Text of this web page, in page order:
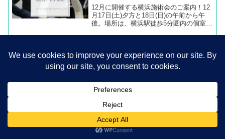
新）
12月に開催する横浜施術会のご案内！12
月17日(土)夕方と18日(日)の午前から午
後。場所は、横浜駅徒歩5分圏内の個室サ
いています。
トピック
4月の横浜施術会にご参加いただ
き有難うござます
神経機能異常から体の調整をさせて頂き
ました。。2021年5月29日の施術会申し
ック、不眠、イップスなどご相談多数。
横浜駅徒歩5分のレンタルサロンにて毎月
施術会を開催。ストレス性のお悩みに対
して心と身体のバランス調整から症状の
横浜ジョイナス「更科一休」さん
で天ぷらそば頂きました
検索